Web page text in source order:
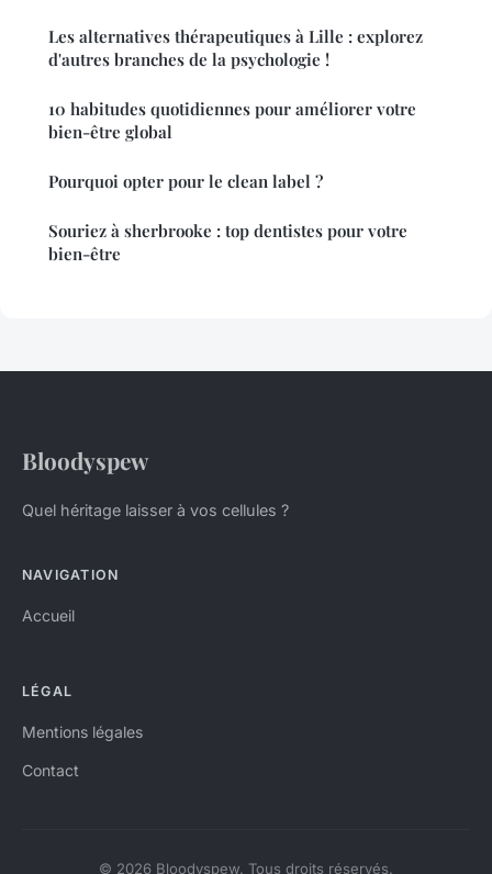
Les alternatives thérapeutiques à Lille : explorez
d'autres branches de la psychologie !
10 habitudes quotidiennes pour améliorer votre
bien-être global
Pourquoi opter pour le clean label ?
Souriez à sherbrooke : top dentistes pour votre
bien-être
Bloodyspew
Quel héritage laisser à vos cellules ?
NAVIGATION
Accueil
LÉGAL
Mentions légales
Contact
© 2026 Bloodyspew. Tous droits réservés.